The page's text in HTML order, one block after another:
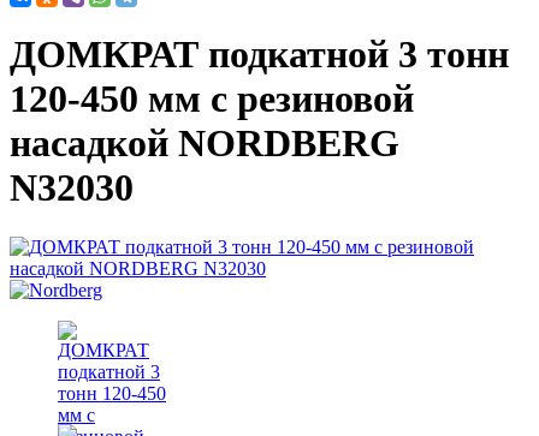
ДОМКРАТ подкатной 3 тонн
120-450 мм с резиновой
насадкой NORDBERG
N32030